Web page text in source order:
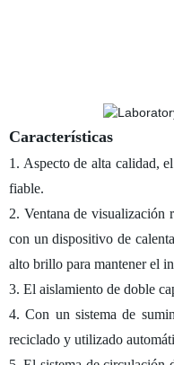
Características
1. Aspecto de alta calidad,
fiable.
2. Ventana de visualización
con un dispositivo de
alto brillo para mantener el
3. El aislamiento de doble
4. Con un sistema de
reciclado y utilizado